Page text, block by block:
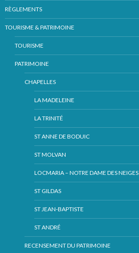
RÈGLEMENTS
TOURISME & PATRIMOINE
TOURISME
PATRIMOINE
CHAPELLES
LA MADELEINE
LA TRINITÉ
ST ANNE DE BODUIC
ST MOLVAN
LOCMARIA – NOTRE DAME DES NEIGES
ST GILDAS
ST JEAN-BAPTISTE
ST ANDRÉ
RECENSEMENT DU PATRIMOINE